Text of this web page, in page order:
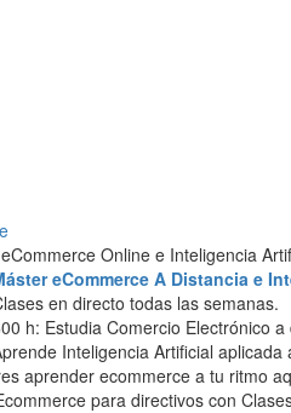
Online e Inteligencia
eCommerce A Distancia e
en directo todas las semanas.
h: Estudia Comercio Electrónico a
Inteligencia Artificial aplicada
aprender ecommerce a tu ritmo
para directivos con